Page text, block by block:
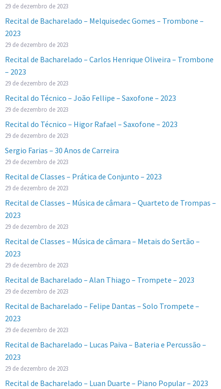
29 de dezembro de 2023
Recital de Bacharelado – Melquisedec Gomes – Trombone –
2023
29 de dezembro de 2023
Recital de Bacharelado – Carlos Henrique Oliveira – Trombone
– 2023
29 de dezembro de 2023
Recital do Técnico – João Fellipe – Saxofone – 2023
29 de dezembro de 2023
Recital do Técnico – Higor Rafael – Saxofone – 2023
29 de dezembro de 2023
Sergio Farias – 30 Anos de Carreira
29 de dezembro de 2023
Recital de Classes – Prática de Conjunto – 2023
29 de dezembro de 2023
Recital de Classes – Música de câmara – Quarteto de Trompas –
2023
29 de dezembro de 2023
Recital de Classes – Música de câmara – Metais do Sertão –
2023
29 de dezembro de 2023
Recital de Bacharelado – Alan Thiago – Trompete – 2023
29 de dezembro de 2023
Recital de Bacharelado – Felipe Dantas – Solo Trompete –
2023
29 de dezembro de 2023
Recital de Bacharelado – Lucas Paiva – Bateria e Percussão –
2023
29 de dezembro de 2023
Recital de Bacharelado – Luan Duarte – Piano Popular – 2023